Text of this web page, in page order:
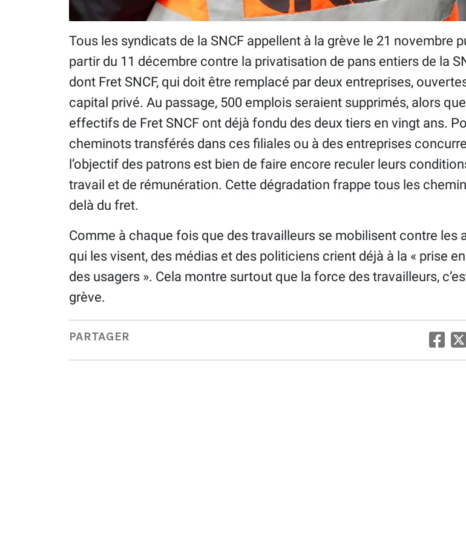
Tous les syndicats de la SNCF appellent à la grève le 21 novembre
partir du 11 décembre contre la privatisation de pans entiers de la
dont Fret SNCF, qui doit être remplacé par deux entreprises,
capital privé. Au passage, 500 emplois seraient supprimés, alors
effectifs de Fret SNCF ont déjà fondu des deux tiers en vingt ans.
cheminots transférés dans ces filiales ou à des entreprises
l’objectif des patrons est bien de faire encore reculer leurs
travail et de rémunération. Cette dégradation frappe tous les
delà du fret.
Comme à chaque fois que des travailleurs se mobilisent contre les
qui les visent, des médias et des politiciens crient déjà à la « prise
des usagers ». Cela montre surtout que la force des travailleurs,
grève.
PARTAGER